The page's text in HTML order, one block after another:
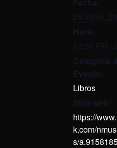
25 mayo,
Hora:
12:00 PM -
Categoría
Evento:
Libros
Sitio web:
https://
k.com/
s/